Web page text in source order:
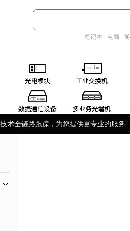
笔记本 电脑
技术全链路跟踪，为您提供更专业的服务